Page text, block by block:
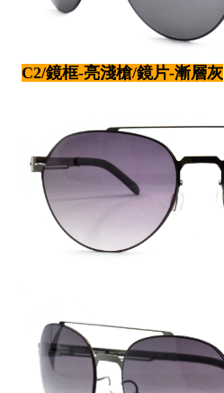
C2/鏡框-亮淺槍/鏡片-漸層灰